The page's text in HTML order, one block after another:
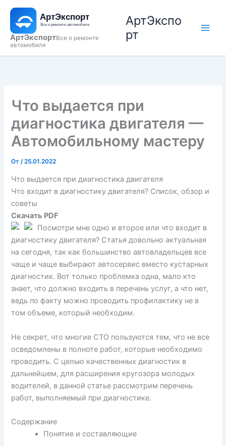
Перейти
содержимому
АртЭкспортВсе о ремонте
автомобиля
АртЭкспо
рт
Что выдается при
диагностика двигателя —
Автомобильному мастеру
От /25.01.2022
Что выдается при диагностика двигателя
Что входит в диагностику двигателя? Список, обзор и
советы
Скачать PDF
Посмотри мне одно и второе или что входит в
диагностику двигателя? Статья довольно актуальная
на сегодня, так как большинство автовладельцев все
чаще и чаще выбирают автосервис вместо кустарных
диагностик. Вот только проблемка одна, мало кто
знает, что должно входить в перечень услуг, а что нет,
ведь по факту можно проводить профилактику не в
том объеме, который необходим.
Не секрет, что многие СТО пользуются тем, что не все
осведомлены в полноте работ, которые необходимо
проводить. С целью качественных диагностик в
дальнейшем, для расширения кругозора молодых
водителей, в данной статье рассмотрим перечень
работ, выполняемый при диагностике.
Содержание
Понятие и составляющие